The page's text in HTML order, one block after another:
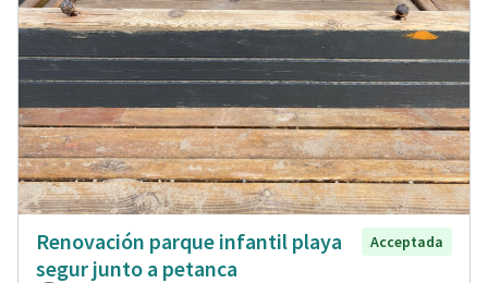
Renovación parque infantil playa
segur junto a petanca
Acceptada